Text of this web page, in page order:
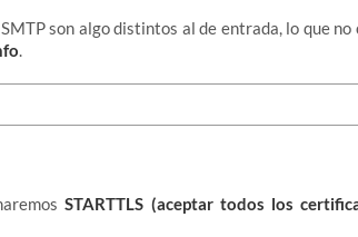
son algo distintos al de entrada, lo que no
.
STARTTLS (aceptar todos los